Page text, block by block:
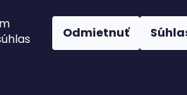
Odmietnuť
Kontakty Podmienky